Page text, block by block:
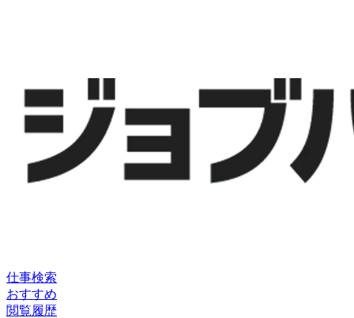
仕事検索
おすすめ
閲覧履歴